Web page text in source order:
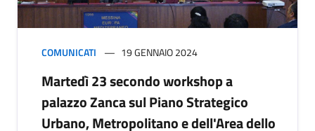
COMUNICATI 19 GENNAIO 2024
Martedì 23 secondo workshop a
palazzo Zanca sul Piano Strategico
Urbano, Metropolitano e dell'Area dello